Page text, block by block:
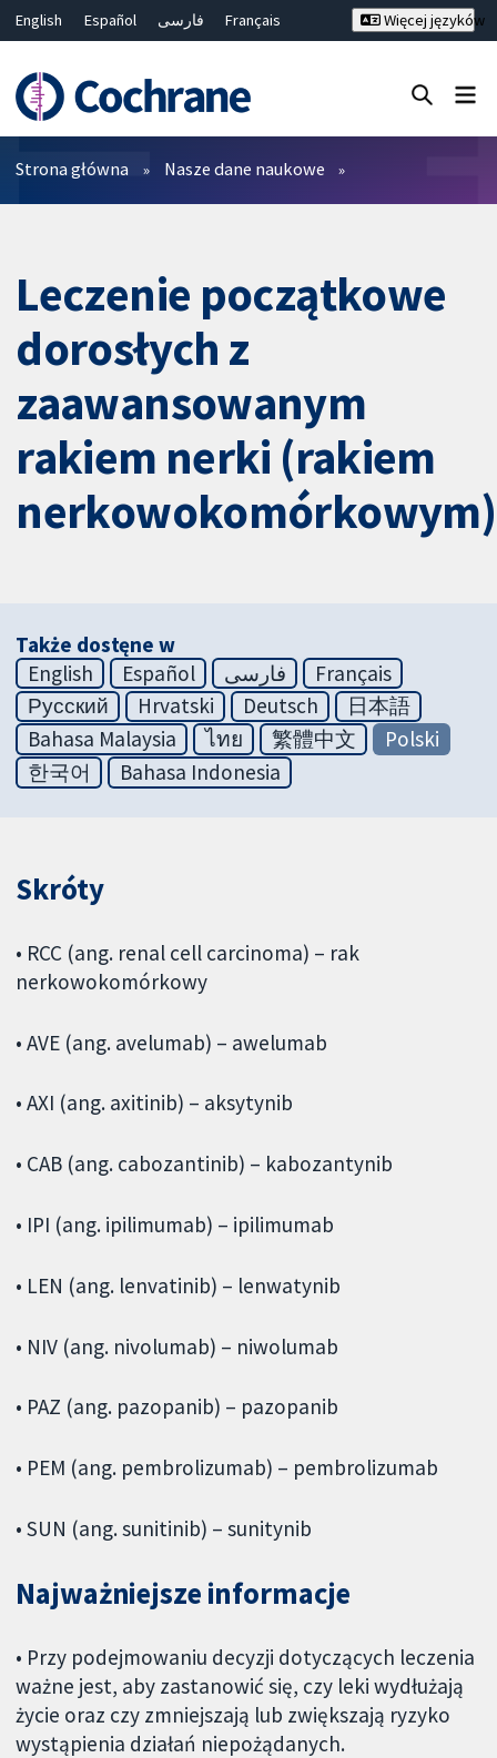
English Español فارسی
Français
Bahasa Malaysia
ไทย
繁體中文
简体中文
Więcej języków
Filtry
Strona główna Nasze dane naukowe
Leczenie początkowe
dorosłych z
zaawansowanym
rakiem nerki (rakiem
nerkowokomórkowym)
Także dostęne w
English
Español فارسی
Français
Русский
Hrvatski Deutsch
日本語
Bahasa Malaysia
ไทย 繁體中文
Polski
한국어
Bahasa Indonesia
Skróty
• RCC (ang. renal cell carcinoma) – rak
nerkowokomórkowy
• AVE (ang. avelumab) – awelumab
• AXI (ang. axitinib) – aksytynib
• CAB (ang. cabozantinib) – kabozantynib
• IPI (ang. ipilimumab) – ipilimumab
• LEN (ang. lenvatinib) – lenwatynib
• NIV (ang. nivolumab) – niwolumab
• PAZ (ang. pazopanib) – pazopanib
• PEM (ang. pembrolizumab) – pembrolizumab
• SUN (ang. sunitinib) – sunitynib
Najważniejsze informacje
• Przy podejmowaniu decyzji dotyczących leczenia
ważne jest, aby zastanowić się, czy leki wydłużają
życie oraz czy zmniejszają lub zwiększają ryzyko
wystąpienia działań niepożądanych.